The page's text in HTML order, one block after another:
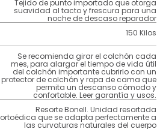
Tejido de punto importado que otorga
suavidad al tacto y frescura para una
noche de descaso reparador
150 Kilos
Se recomienda girar el colchón cada
mes, para alargar el tiempo de vida útil
del colchón importante cubrirlo con un
protector de colchón y ropa de cama que
permita un descanso cómodo y
confortable. Leer garantía y usos.
Resorte Bonell. Unidad resortada
ortoédica que se adapta perfectamente a
las curvaturas naturales del cuerpo